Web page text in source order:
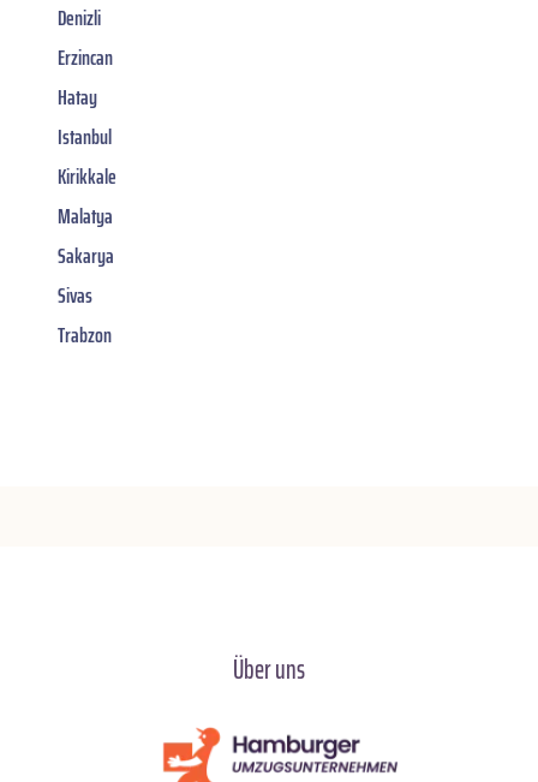
Denizli
Erzincan
Hatay
Istanbul
Kirikkale
Malatya
Sakarya
Sivas
Trabzon
Über uns